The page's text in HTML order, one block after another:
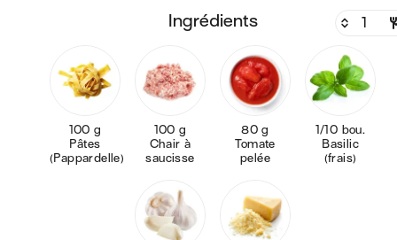
ingrédients
100 g
Pâtes
(Pappardelle)
100 g
Chair à
saucisse
80 g
Tomate
pelée
1/10 bou.
Basilic
(frais)